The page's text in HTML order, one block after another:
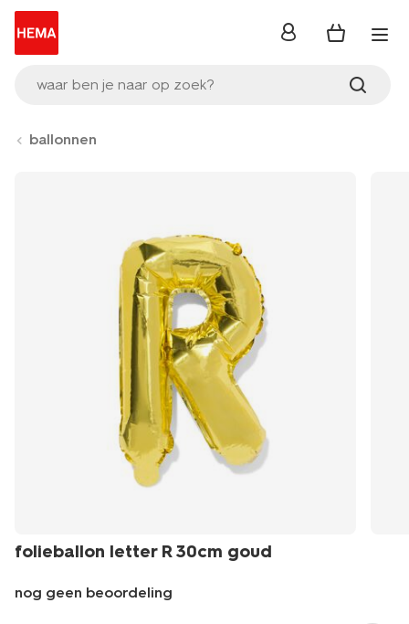
waar ben je naar op zoek?
inloggen
ballonnen
folieballon letter R 30cm goud
nog geen beoordeling